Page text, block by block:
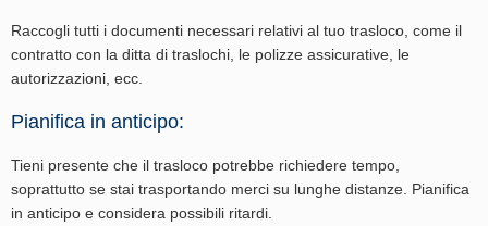
Raccogli tutti i documenti necessari relativi al tuo trasloco, come il
contratto con la ditta di traslochi, le polizze assicurative, le
autorizzazioni, ecc.
Pianifica in anticipo:
Tieni presente che il trasloco potrebbe richiedere tempo,
soprattutto se stai trasportando merci su lunghe distanze. Pianifica
in anticipo e considera possibili ritardi.